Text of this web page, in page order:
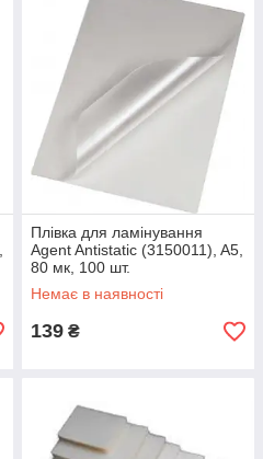
Плівка для ламінування
Agent Antistatic (3150011), A5,
80 мк, 100 шт.
Немає в наявності
139 ₴